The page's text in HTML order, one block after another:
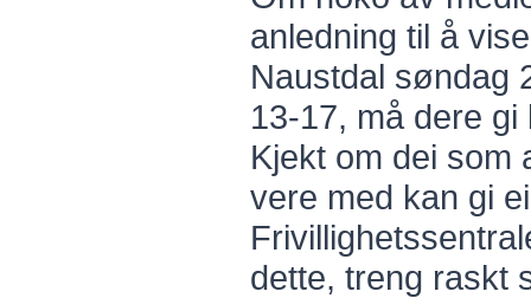
anledning til å
Naustdal søndag
13-17, må dere gi
Kjekt om dei som
vere med kan gi
dette, treng raskt